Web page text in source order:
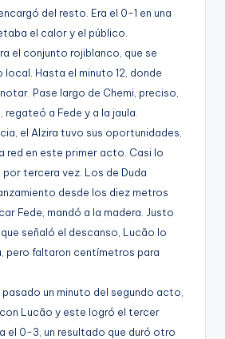
del resto. Era el 0-1 en una
el calor y el público.
el conjunto rojiblanco, que se
Hasta el minuto 12, donde
Pase largo de Chemi, preciso,
a Fede y a la jaula.
el Alzira tuvo sus oportunidades,
red en este primer acto. Casi lo
por tercera vez. Los de Duda
desde los diez metros
Fede, mandó a la madera. Justo
señaló el descanso, Lucão lo
pero faltaron centímetros para
un minuto del segundo acto,
Lucão y este logró el tercer
el 0-3, un resultado que duró otro